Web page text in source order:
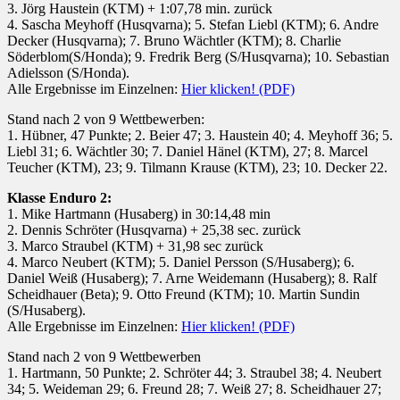
3. Jörg Haustein (KTM) + 1:07,78 min. zurück
4. Sascha Meyhoff (Husqvarna); 5. Stefan Liebl (KTM); 6. Andre
Decker (Husqvarna); 7. Bruno Wächtler (KTM); 8. Charlie
Söderblom(S/Honda); 9. Fredrik Berg (S/Husqvarna); 10. Sebastian
Adielsson (S/Honda).
Alle Ergebnisse im Einzelnen: Hier klicken! (PDF)
Stand nach 2 von 9 Wettbewerben:
1. Hübner, 47 Punkte; 2. Beier 47; 3. Haustein 40; 4. Meyhoff 36; 5.
Liebl 31; 6. Wächtler 30; 7. Daniel Hänel (KTM), 27; 8. Marcel
Teucher (KTM), 23; 9. Tilmann Krause (KTM), 23; 10. Decker 22.
Klasse Enduro 2:
1. Mike Hartmann (Husaberg) in 30:14,48 min
2. Dennis Schröter (Husqvarna) + 25,38 sec. zurück
3. Marco Straubel (KTM) + 31,98 sec zurück
4. Marco Neubert (KTM); 5. Daniel Persson (S/Husaberg); 6.
Daniel Weiß (Husaberg); 7. Arne Weidemann (Husaberg); 8. Ralf
Scheidhauer (Beta); 9. Otto Freund (KTM); 10. Martin Sundin
(S/Husaberg).
Alle Ergebnisse im Einzelnen: Hier klicken! (PDF)
Stand nach 2 von 9 Wettbewerben
1. Hartmann, 50 Punkte; 2. Schröter 44; 3. Straubel 38; 4. Neubert
34; 5. Weideman 29; 6. Freund 28; 7. Weiß 27; 8. Scheidhauer 27;